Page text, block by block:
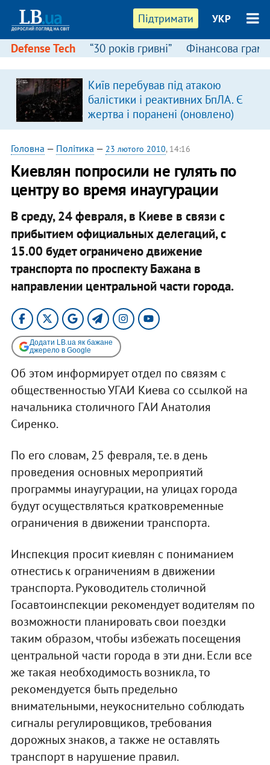
Підтримати УКР
Defense Tech “30 років гривні” Фінансова
Київ перебував під атакою
балістики і реактивних БпЛА. Є
жертва і поранені (оновлено)
Головна — Політика — 23 лютого 2010, 14:16
Киевлян попросили не гулять по
центру во время инаугурации
В среду, 24 февраля, в Киеве в связи с
прибытием официальных делегаций, с
15.00 будет ограничено движение
транспорта по проспекту Бажана в
направлении центральной части города.
Додати LB.ua як бажане
джерело в Google
Об этом информирует отдел по связям с
общественностью УГАИ Киева со ссылкой на
начальника столичного ГАИ Анатолия
Сиренко.
По его словам, 25 февраля, т.е. в день
проведения основных мероприятий
программы инаугурации, на улицах города
будут осуществляться кратковременные
ограничения в движении транспорта.
Инспекция просит киевлян с пониманием
отнестись к ограничениям в движении
транспорта. Руководитель столичной
Госавтоинспекции рекомендует водителям по
возможности планировать свои поездки
таким образом, чтобы избежать посещения
центральной части города в эти дни. Если все
же такая необходимость возникла, то
рекомендуется быть предельно
внимательными, неукоснительно соблюдать
сигналы регулировщиков, требования
дорожных знаков, а также не оставлять
транспорт в нарушение правил.